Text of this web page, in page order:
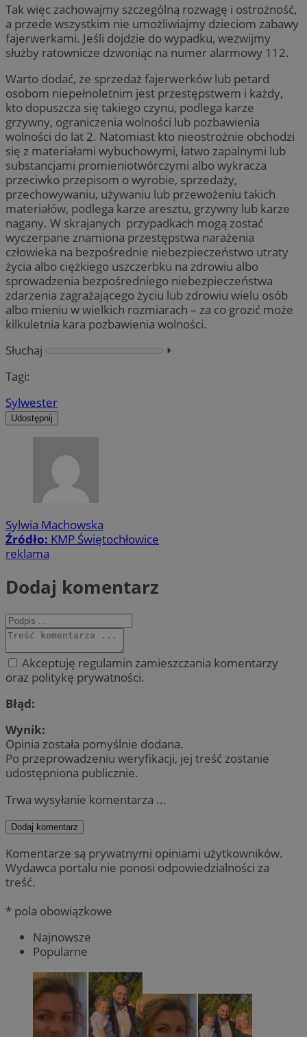
Tak więc zachowajmy szczególną rozwagę i ostrożność,
a przede wszystkim nie umożliwiajmy dzieciom zabawy
fajerwerkami. Jeśli dojdzie do wypadku, wezwijmy
służby ratownicze dzwoniąc na numer alarmowy 112.
Warto dodać, że sprzedaż fajerwerków lub petard
osobom niepełnoletnim jest przestępstwem i każdy,
kto dopuszcza się takiego czynu, podlega karze
grzywny, ograniczenia wolności lub pozbawienia
wolności do lat 2. Natomiast kto nieostrożnie obchodzi
się z materiałami wybuchowymi, łatwo zapalnymi lub
substancjami promieniotwórczymi albo wykracza
przeciwko przepisom o wyrobie, sprzedaży,
przechowywaniu, używaniu lub przewożeniu takich
materiałów, podlega karze aresztu, grzywny lub karze
nagany. W skrajanych przypadkach mogą zostać
wyczerpane znamiona przestępstwa narażenia
człowieka na bezpośrednie niebezpieczeństwo utraty
życia albo ciężkiego uszczerbku na zdrowiu albo
sprowadzenia bezpośredniego niebezpieczeństwa
zdarzenia zagrażającego życiu lub zdrowiu wielu osób
albo mieniu w wielkich rozmiarach – za co grozić może
kilkuletnia kara pozbawienia wolności.
Słuchaj
⏵︎
Tagi:
Sylwester
Udostępnij
Sylwia Machowska
Źródło: KMP Świętochłowice
reklama
Dodaj komentarz
Akceptuję regulamin zamieszczania komentarzy
oraz politykę prywatności.
Błąd:
Wynik:
Opinia została pomyślnie dodana.
Po przeprowadzeniu weryfikacji, jej treść zostanie
udostępniona publicznie.
Trwa wysyłanie komentarza ...
Dodaj komentarz
Komentarze są prywatnymi opiniami użytkowników.
Wydawca portalu nie ponosi odpowiedzialności za
treść.
* pola obowiązkowe
Najnowsze
Popularne